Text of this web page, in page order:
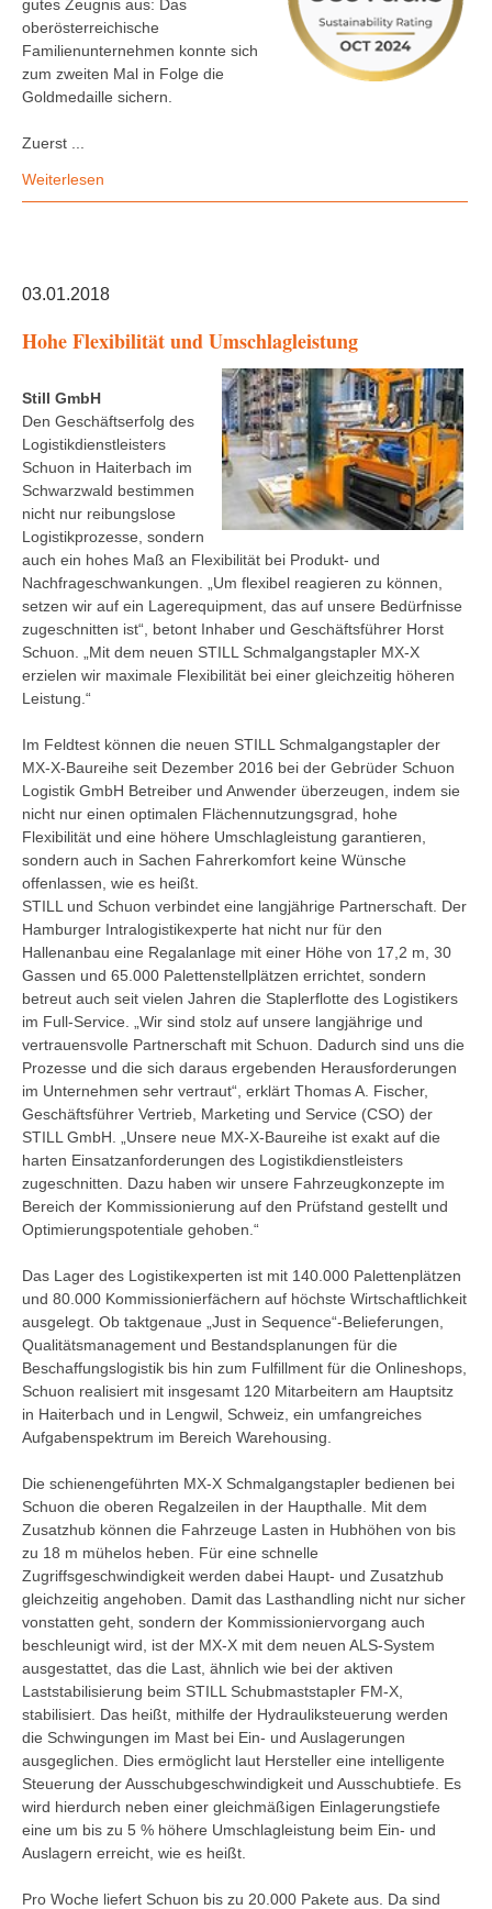
gutes Zeugnis aus: Das
oberösterreichische
Familienunternehmen konnte sich
zum zweiten Mal in Folge die
Goldmedaille sichern.
Zuerst ...
Weiterlesen
03.01.2018
Hohe Flexibilität und Umschlagleistung
Still GmbH
Den Geschäftserfolg des
Logistikdienstleisters
Schuon in Haiterbach im
Schwarzwald bestimmen
nicht nur reibungslose
Logistikprozesse, sondern
auch ein hohes Maß an Flexibilität bei Produkt- und
Nachfrageschwankungen. „Um flexibel reagieren zu können,
setzen wir auf ein Lagerequipment, das auf unsere Bedürfnisse
zugeschnitten ist“, betont Inhaber und Geschäftsführer Horst
Schuon. „Mit dem neuen STILL Schmalgangstapler MX-X
erzielen wir maximale Flexibilität bei einer gleichzeitig höheren
Leistung.“
Im Feldtest können die neuen STILL Schmalgangstapler der
MX-X-Baureihe seit Dezember 2016 bei der Gebrüder Schuon
Logistik GmbH Betreiber und Anwender überzeugen, indem sie
nicht nur einen optimalen Flächennutzungsgrad, hohe
Flexibilität und eine höhere Umschlagleistung garantieren,
sondern auch in Sachen Fahrerkomfort keine Wünsche
offenlassen, wie es heißt.
STILL und Schuon verbindet eine langjährige Partnerschaft. Der
Hamburger Intralogistikexperte hat nicht nur für den
Hallenanbau eine Regalanlage mit einer Höhe von 17,2 m, 30
Gassen und 65.000 Palettenstellplätzen errichtet, sondern
betreut auch seit vielen Jahren die Staplerflotte des Logistikers
im Full-Service. „Wir sind stolz auf unsere langjährige und
vertrauensvolle Partnerschaft mit Schuon. Dadurch sind uns die
Prozesse und die sich daraus ergebenden Herausforderungen
im Unternehmen sehr vertraut“, erklärt Thomas A. Fischer,
Geschäftsführer Vertrieb, Marketing und Service (CSO) der
STILL GmbH. „Unsere neue MX-X-Baureihe ist exakt auf die
harten Einsatzanforderungen des Logistikdienstleisters
zugeschnitten. Dazu haben wir unsere Fahrzeugkonzepte im
Bereich der Kommissionierung auf den Prüfstand gestellt und
Optimierungspotentiale gehoben.“
Das Lager des Logistikexperten ist mit 140.000 Palettenplätzen
und 80.000 Kommissionierfächern auf höchste Wirtschaftlichkeit
ausgelegt. Ob taktgenaue „Just in Sequence“-Belieferungen,
Qualitätsmanagement und Bestandsplanungen für die
Beschaffungslogistik bis hin zum Fulfillment für die Onlineshops,
Schuon realisiert mit insgesamt 120 Mitarbeitern am Hauptsitz
in Haiterbach und in Lengwil, Schweiz, ein umfangreiches
Aufgabenspektrum im Bereich Warehousing.
Die schienengeführten MX-X Schmalgangstapler bedienen bei
Schuon die oberen Regalzeilen in der Haupthalle. Mit dem
Zusatzhub können die Fahrzeuge Lasten in Hubhöhen von bis
zu 18 m mühelos heben. Für eine schnelle
Zugriffsgeschwindigkeit werden dabei Haupt- und Zusatzhub
gleichzeitig angehoben. Damit das Lasthandling nicht nur sicher
vonstatten geht, sondern der Kommissioniervorgang auch
beschleunigt wird, ist der MX-X mit dem neuen ALS-System
ausgestattet, das die Last, ähnlich wie bei der aktiven
Laststabilisierung beim STILL Schubmaststapler FM-X,
stabilisiert. Das heißt, mithilfe der Hydrauliksteuerung werden
die Schwingungen im Mast bei Ein- und Auslagerungen
ausgeglichen. Dies ermöglicht laut Hersteller eine intelligente
Steuerung der Ausschubgeschwindigkeit und Ausschubtiefe. Es
wird hierdurch neben einer gleichmäßigen Einlagerungstiefe
eine um bis zu 5 % höhere Umschlagleistung beim Ein- und
Auslagern erreicht, wie es heißt.
Pro Woche liefert Schuon bis zu 20.000 Pakete aus. Da sind